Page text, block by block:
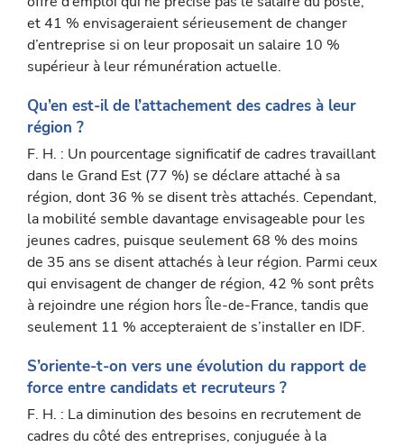
et 41 % envisageraient sérieusement de changer
d’entreprise si on leur proposait un salaire 10 %
supérieur à leur rémunération actuelle.
Qu’en est-il de l’attachement des cadres à leur
région ?
F. H. : Un pourcentage significatif de cadres travaillant
dans le Grand Est (77 %) se déclare attaché à sa
région, dont 36 % se disent très attachés. Cependant,
la mobilité semble davantage envisageable pour les
jeunes cadres, puisque seulement 68 % des moins
de 35 ans se disent attachés à leur région. Parmi ceux
qui envisagent de changer de région, 42 % sont prêts
à rejoindre une région hors Île-de-France, tandis que
seulement 11 % accepteraient de s’installer en IDF.
S’oriente-t-on vers une évolution du rapport de
force entre candidats et recruteurs ?
F. H. : La diminution des besoins en recrutement de
cadres du côté des entreprises, conjuguée à la